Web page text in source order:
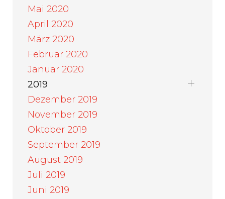
Mai 2020
April 2020
März 2020
Februar 2020
Januar 2020
2019
Dezember 2019
November 2019
Oktober 2019
September 2019
August 2019
Juli 2019
Juni 2019